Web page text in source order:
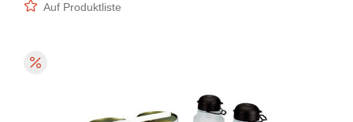
Auf Produktliste